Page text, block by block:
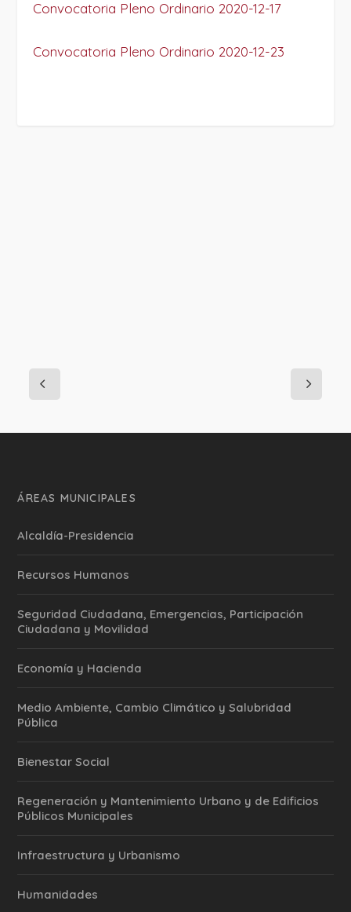
Convocatoria Pleno Ordinario 2020-12-17
Convocatoria Pleno Ordinario 2020-12-23
ÁREAS MUNICIPALES
Alcaldía-Presidencia
Recursos Humanos
Seguridad Ciudadana, Emergencias, Participación
Ciudadana y Movilidad
Economía y Hacienda
Medio Ambiente, Cambio Climático y Salubridad
Pública
Bienestar Social
Regeneración y Mantenimiento Urbano y de Edificios
Públicos Municipales
Infraestructura y Urbanismo
Humanidades